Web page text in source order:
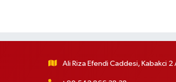
Ali Riza Efendi Caddesi, Kabakci